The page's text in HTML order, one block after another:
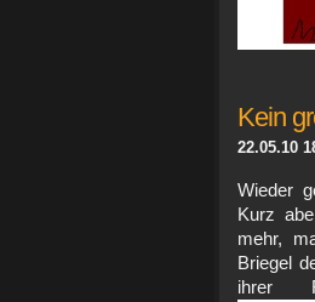
Kein
22.05.10
Wieder
Kurz
mehr,
Briegel
ihrer